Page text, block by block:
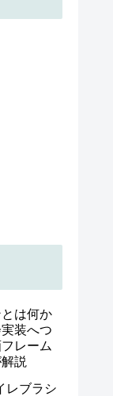
は何か
実装へつ
レーム
説
レブラシ